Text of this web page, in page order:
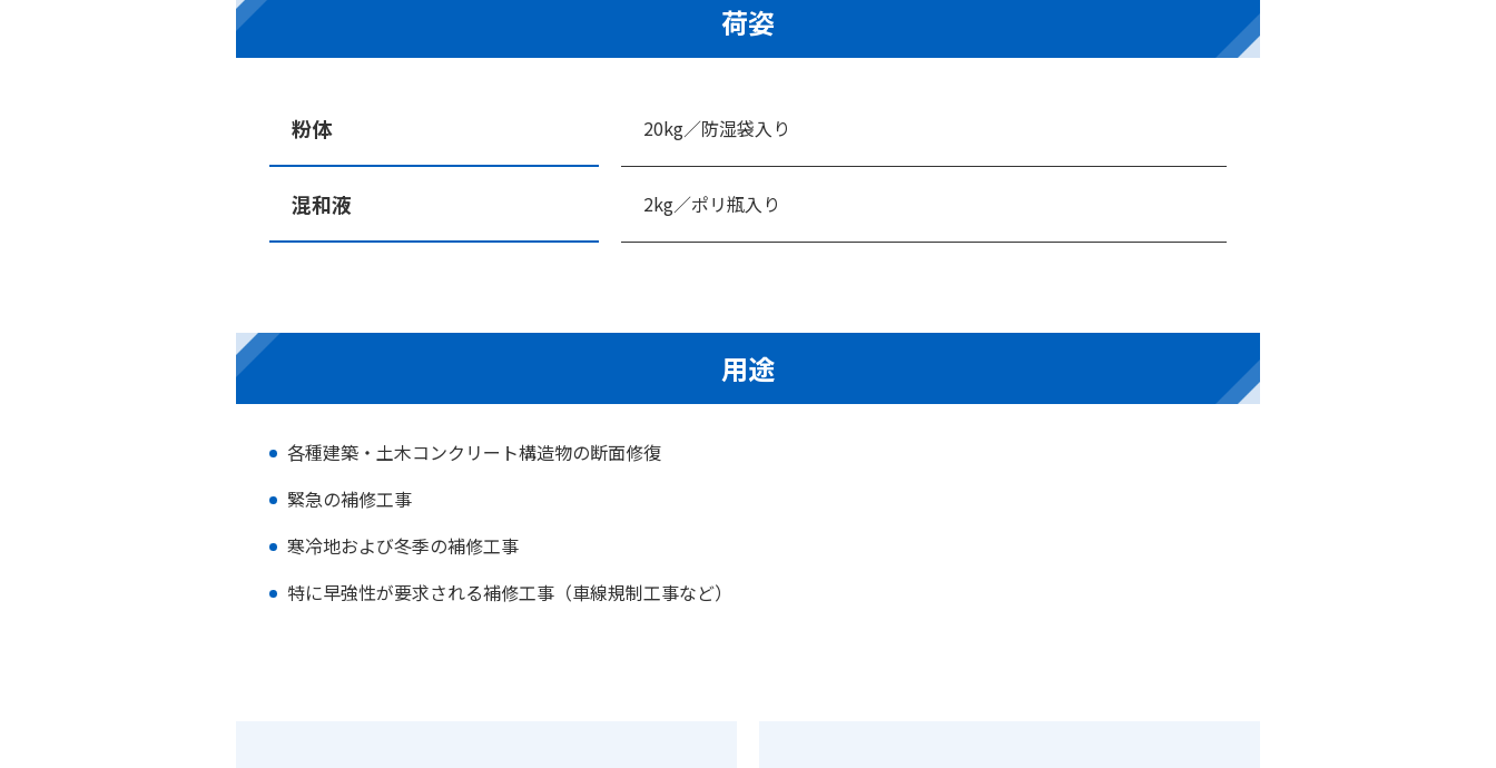
荷姿
粉体 20kg／防湿袋入り
混和液 2kg／ポリ瓶入り
用途
各種建築・土木コンクリート構造物の断面修復
緊急の補修工事
寒冷地および冬季の補修工事
特に早強性が要求される補修工事（車線規制工事など）